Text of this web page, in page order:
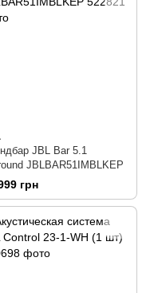
JBL Bar 5.1
JBLBAR51IMBLKEP
грн